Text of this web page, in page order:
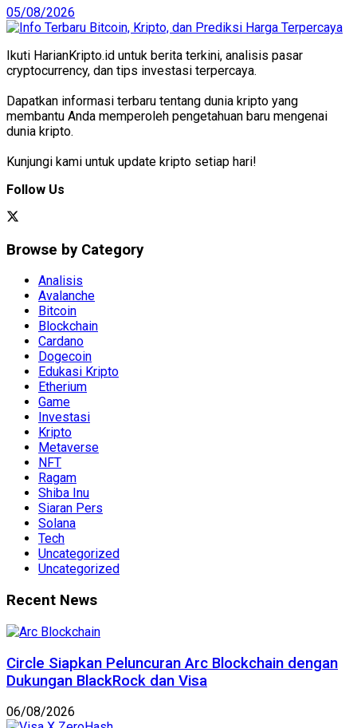
05/08/2026
Ikuti HarianKripto.id untuk berita terkini, analisis pasar
cryptocurrency, dan tips investasi terpercaya.
Dapatkan informasi terbaru tentang dunia kripto yang
membantu Anda memperoleh pengetahuan baru mengenai
dunia kripto.
Kunjungi kami untuk update kripto setiap hari!
Follow Us
Browse by Category
Analisis
Avalanche
Bitcoin
Blockchain
Cardano
Dogecoin
Edukasi Kripto
Etherium
Game
Investasi
Kripto
Metaverse
NFT
Ragam
Shiba Inu
Siaran Pers
Solana
Tech
Uncategorized
Uncategorized
Recent News
Circle Siapkan Peluncuran Arc Blockchain dengan
Dukungan BlackRock dan Visa
06/08/2026